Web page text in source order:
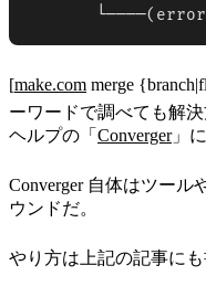
[make.com merge
ーワードで調べても解
ヘルプの「 Converger」
Converger 自体はツール
ウンドだ。
やり方は上記の記事にも